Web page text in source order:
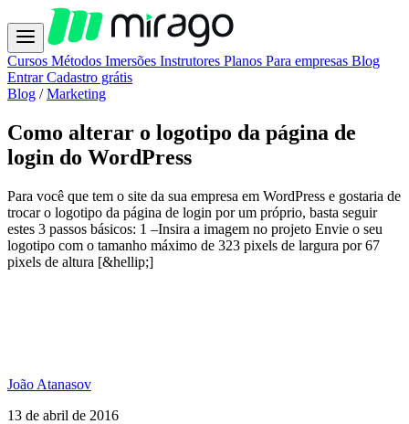
Cursos Métodos Imersões Instrutores Planos Para empresas Blog
EntrarCadastro grátis
Blog / Marketing
Como alterar o logotipo da página de
login do WordPress
Para você que tem o site da sua empresa em WordPress e gostaria de
trocar o logotipo da página de login por um próprio, basta seguir
estes 3 passos básicos: 1 –Insira a imagem no projeto Envie o seu
logotipo com o tamanho máximo de 323 pixels de largura por 67
pixels de altura [&hellip;]
João Atanasov
13 de abril de 2016